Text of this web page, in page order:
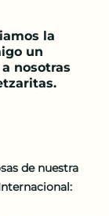
la
un
nosotras
de nuestra